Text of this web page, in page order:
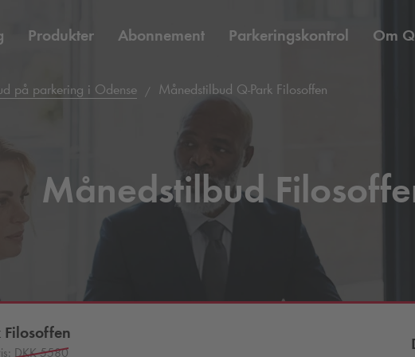
Produkter Abonnement Parkeringskontrol Om
på parkering i Odense Månedstilbud Q-Park Filosoffen
Månedstilbud
Filosoffen
DKK 5580